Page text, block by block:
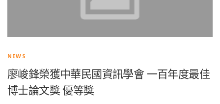
NEWS
廖峻鋒榮獲中華民國資訊學會 一百年度最佳
博士論文獎 優等獎